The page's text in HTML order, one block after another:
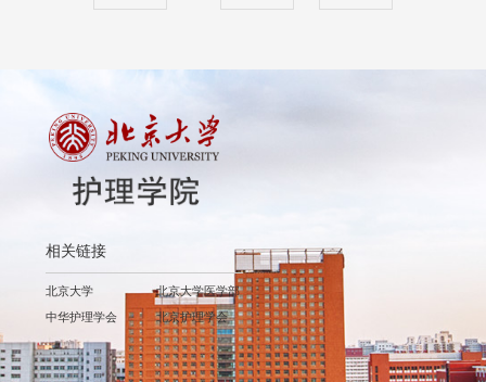
相关链接
北京大学
北京大学医学部
中华护理学会
北京护理学会